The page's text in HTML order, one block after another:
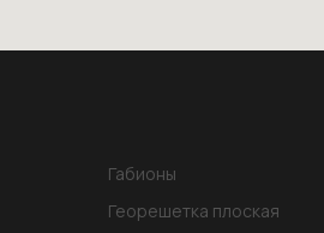
Габионы
Георешетка плоская